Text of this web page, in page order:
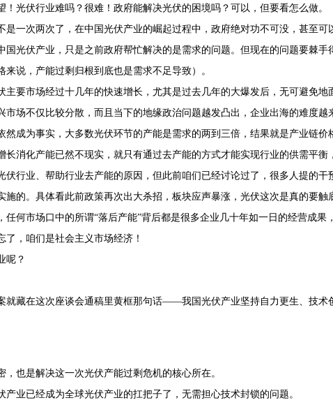
光伏行业难吗？很难！政府能解决光伏的困境吗？可以，但要看怎么做。
是一次两次了，在中国光伏产业的崛起过程中，政府绝对功不可没，甚至可
国光伏产业，只是之前政府帮忙解决的是需求的问题。但现在的问题要棘手
说，产能过剩归根到底也是需求不足导致）。
主要市场经过十几年的快速增长，尤其是过去几年的大爆发后，无可避免地
市场不仅比较分散，而且当下的地缘政治问题越发凸出，企业出海的难度越
然成为事实，大多数光伏环节的产能是需求的两到三倍，结果就是产业链价
消化产能已然不现实，就只有通过去产能的方式才能实现行业的供需平衡
伏行业、帮助行业去产能的原因，但此前咱们已经讨论过了，很多人提的干
施的。具体看此前政策再次出大杀招，板块应声暴涨，光伏这次是真的要触
何市场口中的所谓“落后产能”背后都是很多企业几十年如一日的经营成果
，咱们是社会主义市场经济！
呢？
就藏在这次座谈会通稿里黄框那句话——我国光伏产业坚持自力更生、技术
也是解决这一次光伏产能过剩危机的核心所在。
产业已经成为全球光伏产业的扛把子了，无需担心技术封锁的问题。